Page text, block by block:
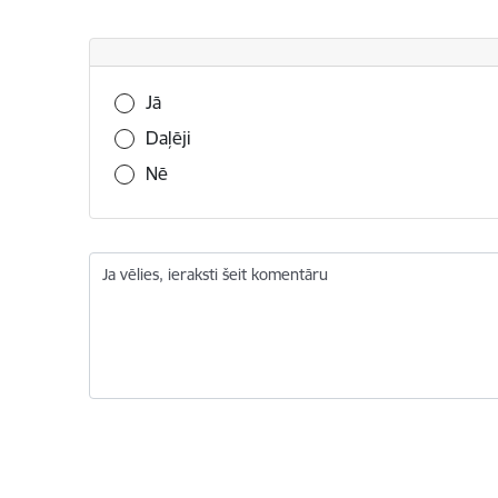
Vai šī informācija bija noderīga?
Jā
Daļēji
Nē
Ja vēlies, ieraksti šeit komentāru